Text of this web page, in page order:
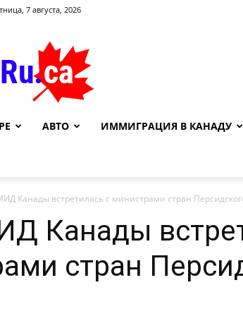
7 августа, 2026
NewsRu.Ca
АВТО ИММИГРАЦИЯ В КАНАДУ
Канады встретилась с министрами стран
Канады
стран